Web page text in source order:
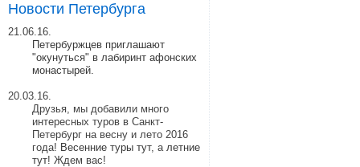
Новости Петербурга
21.06.16.
Петербуржцев приглашают
"окунуться" в лабиринт афонских
монастырей.
20.03.16.
Друзья, мы добавили много
интересных туров в Санкт-
Петербург на весну и лето 2016
года! Весенние туры тут, а летние
тут! Ждем вас!